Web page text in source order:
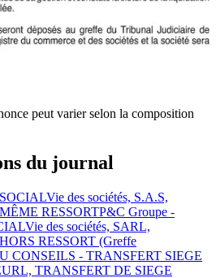
peut varier selon la composition
du journal
Vie des sociétés, S.A.S,
RESSORTP&C Groupe -
Vie des sociétés, SARL,
RESSORT (Greffe
CONSEILS - TRANSFERT SIEGE
TRANSFERT DE SIEGE